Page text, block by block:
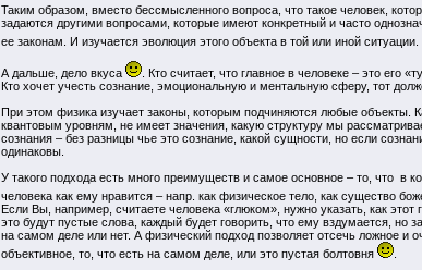
Таким образом, вместо бессмысленного вопроса, что такое человек,
задаются другими вопросами, которые имеют конкретный и часто
ее законам. И изучается эволюция этого объекта в той или иной
А дальше, дело вкуса
. Кто считает, что главное в человеке – это его
Кто хочет учесть сознание, эмоциональную и ментальную сферу, тот
При этом физика изучает законы, которым подчиняются любые объекты.
квантовым уровням, не имеет значения, какую структуру мы
сознания – без разницы чье это сознание, какой сущности, но если
одинаковы.
У такого подхода есть много преимуществ и самое основное – то, что в
человека как ему нравится – напр. как физическое тело, как существо
Если Вы, например, считаете человека «глюком», нужно указать, как
это будут пустые слова, каждый будет говорить, что ему вздумается, но
на самом деле или нет. А физический подход позволяет отсечь ложное и
объективное, то, что есть на самом деле, или это пустая болтовня
.